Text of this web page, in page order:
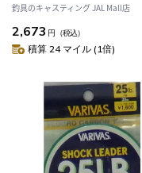
釣具のキャスティング JAL Mall店
2,673 円 （税込）
積算 24 マイル (1倍)